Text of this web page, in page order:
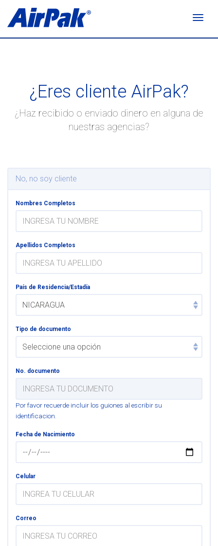
¿Eres cliente AirPak?
¿Haz recibido o enviado dinero en alguna de
nuestras agencias?
No, no soy cliente
Nombres Completos
Apellidos Completos
País de Residencia/Estadía
Tipo de documento
No. documento
Por favor recuerde incluir los guiones al escribir su
identificacion.
Fecha de Nacimiento
Celular
Correo